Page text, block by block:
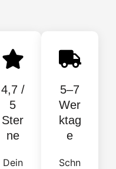
4,7 /
5
Ster
ne
Dein
5–7
Wer
ktag
e
Schn